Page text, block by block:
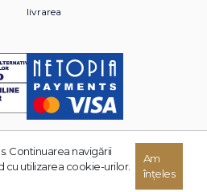
livrarea
TREI. Toate drepturile rezervate.
Continuarea navigării
cu utilizarea cookie-urilor.
Am
înțeles